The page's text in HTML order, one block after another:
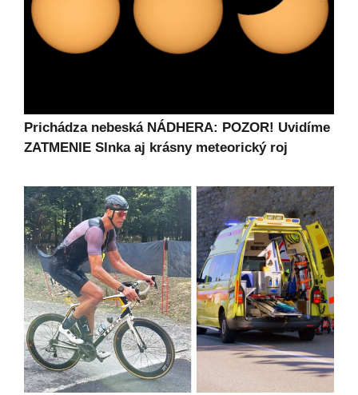
Prichádza nebeská NÁDHERA: POZOR! Uvidíme
ZATMENIE Slnka aj krásny meteorický roj